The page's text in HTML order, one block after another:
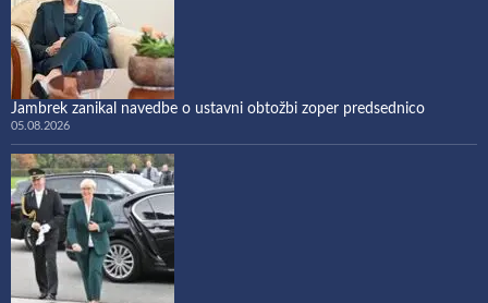
Jambrek zanikal navedbe o ustavni obtožbi zoper predsednico
05.08.2026